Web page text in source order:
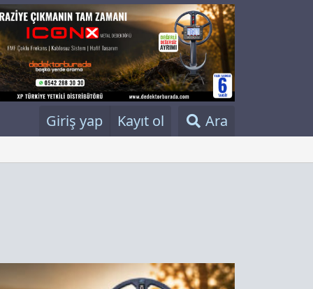
Giriş yap Kayıt ol Ara